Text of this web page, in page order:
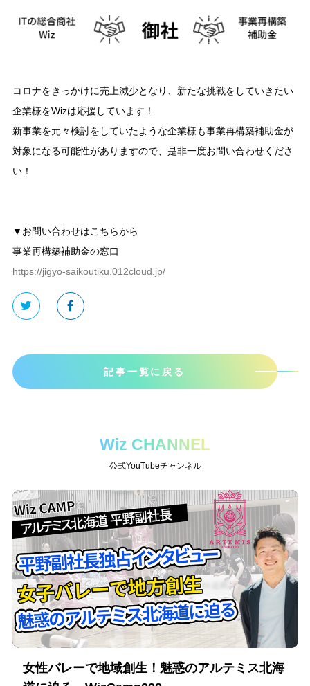
コロナをきっかけに売上減少となり、新たな挑戦をしていきたい
企業様をWizは応援しています！
新事業を元々検討をしていたような企業様も事業再構築補助金が
対象になる可能性がありますので、是非一度お問い合わせくださ
い！
▼お問い合わせはこちらから
事業再構築補助金の窓口
https://jigyo-saikoutiku.012cloud.jp/
記事一覧に戻る
Wiz CHANNEL
公式YouTubeチャンネル
女性バレーで地域創生！魅惑のアルテミス北海